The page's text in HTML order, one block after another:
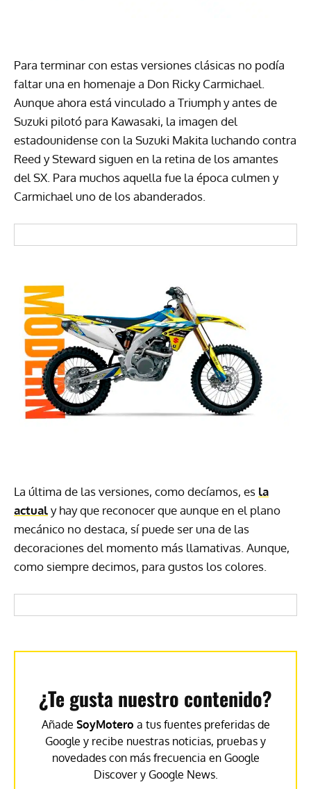
Para terminar con estas versiones clásicas no podía
faltar una en homenaje a Don Ricky Carmichael.
Aunque ahora está vinculado a Triumph y antes de
Suzuki pilotó para Kawasaki, la imagen del
estadounidense con la Suzuki Makita luchando contra
Reed y Steward siguen en la retina de los amantes
del SX. Para muchos aquella fue la época culmen y
Carmichael uno de los abanderados.
La última de las versiones, como decíamos, es la
actualy hay que reconocer que aunque en el plano
mecánico no destaca, sí puede ser una de las
decoraciones del momento más llamativas. Aunque,
como siempre decimos, para gustos los colores.
¿Te gusta nuestro contenido?
Añade SoyMotero a tus fuentes preferidas de
Google y recibe nuestras noticias, pruebas y
novedades con más frecuencia en Google
Discover y Google News.